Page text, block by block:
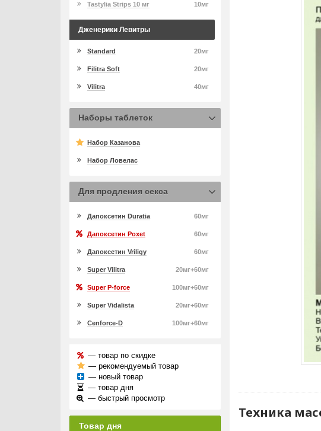
Техника
10мг
Tastylia Strips 10 мг
Дженерики Левитры
20мг
Standard
20мг
Filitra Soft
40мг
Vilitra
Наборы таблеток
Набор Казанова
Набор Ловелас
Для продления секса
60мг
Дапоксетин Duratia
60мг
Дапоксетин Poxet
60мг
Дапоксетин Vriligy
20мг+60мг
Super Vilitra
100мг+60мг
Super P-force
20мг+60мг
Super Vidalista
100мг+60мг
Cenforce-D
— товар по скидке
— рекомендуемый товар
— новый товар
— товар дня
— быстрый просмотр
Товар дня